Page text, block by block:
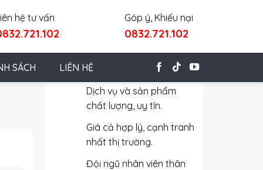
hệ tư vấn Góp ý, Khiếu nại
0832.721.102
SÁCH LIÊN HỆ
Cam Kết Với Khách Hàng
Dịch vụ và sản phẩm
chất lượng, uy tín.
Giá cả hợp lý, cạnh tranh
nhất thị trường.
Đội ngũ nhân viên thân